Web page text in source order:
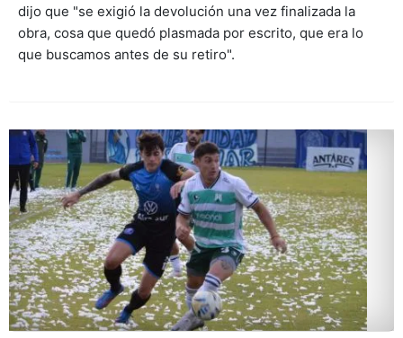
dijo que "se exigió la devolución una vez finalizada la
obra, cosa que quedó plasmada por escrito, que era lo
que buscamos antes de su retiro".